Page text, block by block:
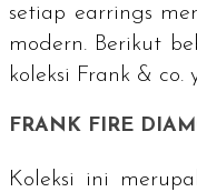
setiap earrings
modern. Berikut
koleksi Frank &
FRANK FIRE
Koleksi ini